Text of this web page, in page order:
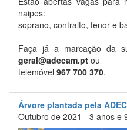
naipes:
soprano, contralto, tenor e
Faça já a marcação da
geral@adecam.pt ou
telemóvel 967 700 370.
Árvore plantada pela
Outubro de 2021 - 3 anos e